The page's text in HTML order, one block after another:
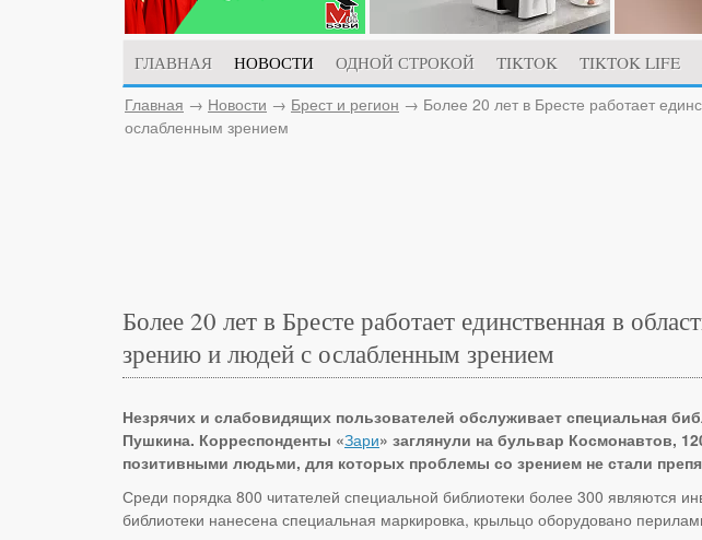
ГЛАВНАЯ НОВОСТИ ОДНОЙ СТРОКОЙ TIKTOK TIKTOK LIFE
Главная → Новости → Брест и регион → Более 20 лет в Бресте работает
ослабленным зрением
Более 20 лет в Бресте работает единственная в
зрению и людей с ослабленным зрением
Незрячих и слабовидящих пользователей обслуживает специальная
Пушкина. Корреспонденты «Зари» заглянули на бульвар Космонавтов,
позитивными людьми, для которых проблемы со зрением не стали
Среди порядка 800 читателей специальной библиотеки более 300 являются
библиотеки нанесена специальная маркировка, крыльцо оборудовано